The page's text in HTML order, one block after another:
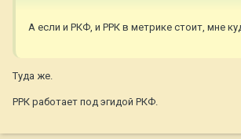
А если и РКФ, и РРК в метрике стоит, мне
Туда же.
РРК работает под эгидой РКФ.